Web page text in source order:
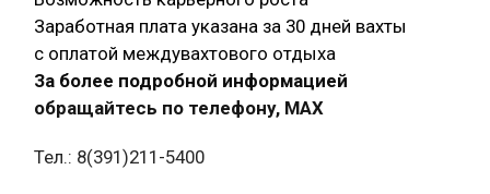
Заработная плата указана за 30 дней вахты
с оплатой междувахтового отдыха
За более подробной информацией
обращайтесь по телефону, МАХ
Тел.: 8(391)211-5400